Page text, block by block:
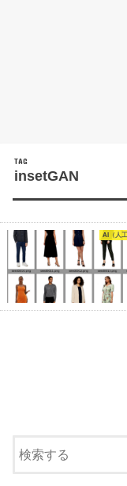
TAG
insetGAN
AI（人工